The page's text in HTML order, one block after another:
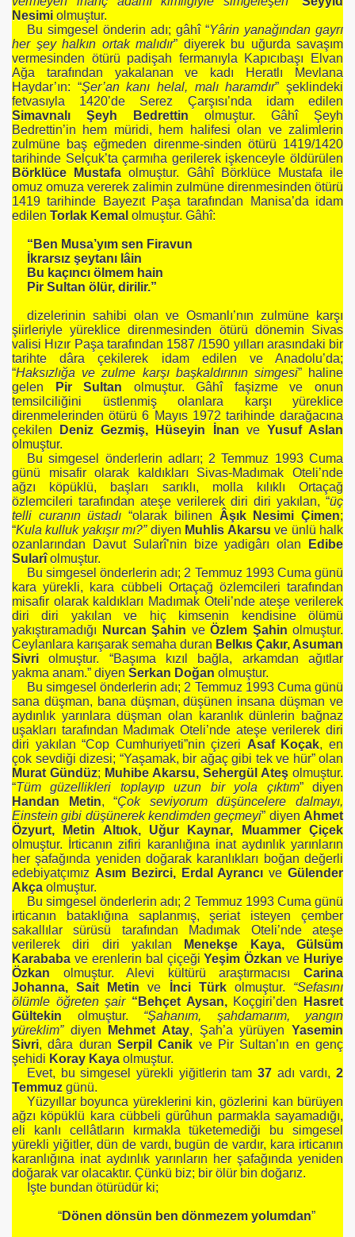
Nesimi olmuştur.
Bu simgesel önderin adı; gâhî “Yârin yanağından gayrı
her şey halkın ortak malıdır” diyerek bu uğurda savaşım
vermesinden ötürü padişah fermanıyla Kapıcıbaşı Elvan
Ağa tarafından yakalanan ve kadı Heratlı Mevlana
Haydar’ın: “Şer’an kanı helal, malı haramdır” şeklindeki
fetvasıyla 1420’de Serez Çarşısı’nda idam edilen
Simavnalı Şeyh Bedrettin olmuştur. Gâhî Şeyh
Bedrettin’in hem müridi, hem halifesi olan ve zalimlerin
zulmüne baş eğmeden direnme-sinden ötürü 1419/1420
tarihinde Selçuk’ta çarmıha gerilerek işkenceyle öldürülen
Börklüce Mustafa olmuştur. Gâhî Börklüce Mustafa ile
omuz omuza vererek zalimin zulmüne direnmesinden ötürü
1419 tarihinde Bayezıt Paşa tarafından Manisa’da idam
edilen Torlak Kemal olmuştur. Gâhî:
“Ben Musa’yım sen Firavun
İkrarsız şeytanı lâin
Bu kaçıncı ölmem hain
Pir Sultan ölür, dirilir.”
dizelerinin sahibi olan ve Osmanlı’nın zulmüne karşı
şiirleriyle yüreklice direnmesinden ötürü dönemin Sivas
valisi Hızır Paşa tarafından 1587 /1590 yılları arasındaki bir
tarihte dâra çekilerek idam edilen ve Anadolu’da;
“Haksızlığa ve zulme karşı başkaldırının simgesi” haline
gelen
Pir Sultan olmuştur. Gâhî faşizme ve onun
temsilciliğini üstlenmiş olanlara karşı yüreklice
direnmelerinden ötürü 6 Mayıs 1972 tarihinde darağacına
çekilen
Deniz Gezmiş, Hüseyin İnan ve Yusuf Aslan
olmuştur.
Bu simgesel önderlerin adları; 2 Temmuz 1993 Cuma
günü misafir olarak kaldıkları Sivas-Madımak Oteli’nde
ağzı köpüklü, başları sarıklı, molla kılıklı Ortaçağ
özlemcileri tarafından ateşe verilerek diri diri yakılan, “üç
telli curanın üstadı “olarak bilinen Âşık Nesimi Çimen;
“Kula kulluk yakışır mı?”diyen Muhlis Akarsuve ünlü halk
ozanlarından Davut Sularî’nin bize yadigârı olan
Edibe
Sularîolmuştur.
Bu simgesel önderlerin adı; 2 Temmuz 1993 Cuma günü
kara yürekli, kara cübbeli Ortaçağ özlemcileri tarafından
misafir olarak kaldıkları Madımak Oteli’nde ateşe verilerek
diri diri yakılan ve hiç kimsenin kendisine ölümü
yakıştıramadığı
Nurcan Şahin ve Özlem Şahin olmuştur.
Ceylanlara karışarak semaha duran Belkıs Çakır, Asuman
Sivri olmuştur. “Başıma kızıl bağla, arkamdan ağıtlar
yakma anam.” diyen Serkan Doğan olmuştur.
Bu simgesel önderlerin adı; 2 Temmuz 1993 Cuma günü
sana düşman, bana düşman, düşünen insana düşman ve
aydınlık yarınlara düşman olan karanlık dünlerin bağnaz
uşakları tarafından Madımak Oteli’nde ateşe verilerek diri
diri yakılan “Cop Cumhuriyeti”nin çizeri Asaf Koçak, en
çok sevdiği dizesi; “Yaşamak, bir ağaç gibi tek ve hür” olan
Murat Gündüz; Muhibe Akarsu, Sehergül Ateş olmuştur.
“Tüm güzellikleri toplayıp uzun bir yola çıktım” diyen
Handan Metin, “Çok seviyorum düşüncelere dalmayı,
Einstein gibi düşünerek kendimden geçmeyi” diyen Ahmet
Özyurt, Metin Altıok, Uğur Kaynar, Muammer Çiçek
olmuştur. İrticanın zifiri karanlığına inat aydınlık yarınların
her şafağında yeniden doğarak karanlıkları boğan değerli
edebiyatçımız Asım Bezirci, Erdal Ayrancı veGülender
Akça olmuştur.
Bu simgesel önderlerin adı; 2 Temmuz 1993 Cuma günü
irticanın bataklığına saplanmış, şeriat isteyen çember
sakallılar sürüsü tarafından Madımak Oteli’nde ateşe
verilerek diri diri yakılan
Menekşe Kaya, Gülsüm
Karababa ve erenlerin bal çiçeğiYeşim Özkan ve Huriye
Özkan olmuştur. Alevi kültürü araştırmacısı Carina
Johanna, Sait Metin ve İnci Türkolmuştur. “Sefasını
ölümle öğreten şair “Behçet Aysan,Koçgiri’den
Hasret
Gültekin olmuştur. “Şahanım, şahdamarım, yangın
yüreklim”diyen Mehmet Atay, Şah’a yürüyenYasemin
Sivri, dâra duran Serpil Canik ve Pir Sultan’ın en genç
şehidi Koray Kaya olmuştur.
Evet, bu simgesel yürekli yiğitlerin tam 37adı vardı,2
Temmuz günü.
Yüzyıllar boyunca yüreklerini kin, gözlerini kan bürüyen
ağzı köpüklü kara cübbeli gürûhun parmakla sayamadığı,
eli kanlı cellâtların kırmakla tüketemediği bu simgesel
yürekli yiğitler, dün de vardı, bugün de vardır, kara irticanın
karanlığına inat aydınlık yarınların her şafağında yeniden
doğarak var olacaktır. Çünkü biz; bir ölür bin doğarız.
İşte bundan ötürüdür ki;
“Dönen dönsün ben dönmezem yolumdan”
VE TANRIÇALARI
ADLARI
EFSANESİ